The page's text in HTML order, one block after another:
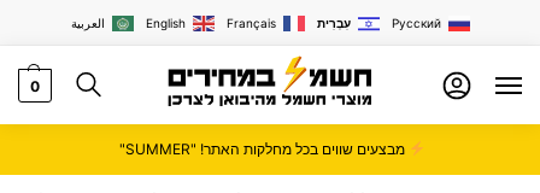
العربية English Français עִבְרִית Русский
0
מבצעים שווים בכל מחלקות האתר! "SUMMER"